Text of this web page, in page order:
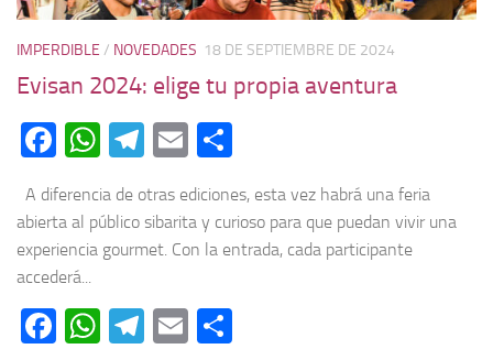
IMPERDIBLE / NOVEDADES 18 DE SEPTIEMBRE DE 2024
Evisan 2024: elige tu propia aventura
Facebook
WhatsApp
Telegram
Email
A diferencia de otras ediciones, esta vez habrá una feria
abierta al público sibarita y curioso para que puedan vivir una
experiencia gourmet. Con la entrada, cada participante
accederá...
Facebook
WhatsApp
Telegram
Email